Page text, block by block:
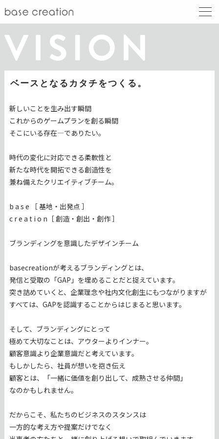
ベースとなるカタチをつくる。
新しいことを生み出す瞬間
これからのゲームプランを創る瞬間
そこにいる存在―でありたい。
時代の変化に対応できる柔軟性と
新たな時代を開拓できる創造性を
兼ね備えたクリエイティブチーム。
b a s e ［ 基地・出発点 ］
c r e a t i o n［ 創造・創出・創作 ］
ブランディングを意識したデザインチーム
basecreationが考えるブランディングとは、
発信と受取の「GAP」を埋めることだと捉えています。
突き詰めていくと、企業理念や社内文化創生にもつながりますが
すべては、GAPを認識することからはじまると思います。
そして、ブランディングにとって
極めて大切なことは、アウターよりインナー。
顧客意識より企業意識だと考えています。
もしかしたら、社員が想いを抱き伝え
顧客とは、「一緒に価値を創り出して、成熟させる仲間」
なのかもしれません。
だからこそ、私たちのビジネスのスタンスは
一方的な考え方や提案だけでなく